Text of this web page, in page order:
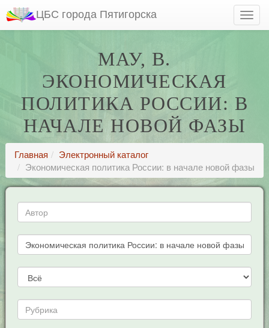
ЦБС города Пятигорска
МАУ, В.
ЭКОНОМИЧЕСКАЯ
ПОЛИТИКА РОССИИ: В
НАЧАЛЕ НОВОЙ ФАЗЫ
Главная
Электронный каталог
Экономическая политика России: в начале новой фазы